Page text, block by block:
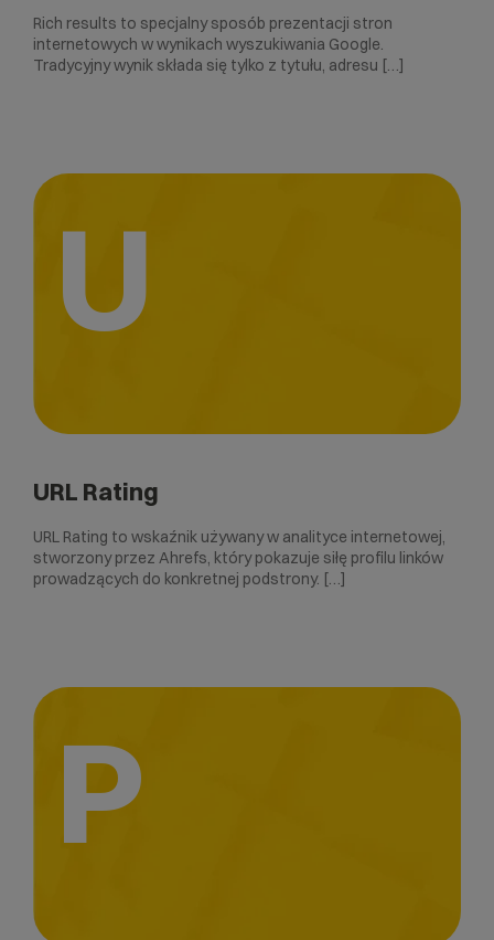
Rich results to specjalny sposób prezentacji stron
internetowych w wynikach wyszukiwania Google.
Tradycyjny wynik składa się tylko z tytułu, adresu […]
U
URL Rating
URL Rating to wskaźnik używany w analityce internetowej,
stworzony przez Ahrefs, który pokazuje siłę profilu linków
prowadzących do konkretnej podstrony. […]
P